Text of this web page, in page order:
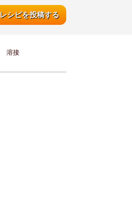
レシピを投稿する
溶接